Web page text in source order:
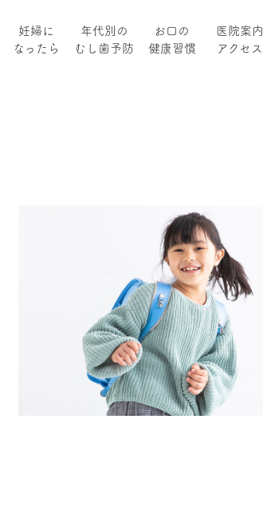
妊婦に
なったら
年代別の
むし歯予防
お口の
健康習慣
医院案内
アクセス